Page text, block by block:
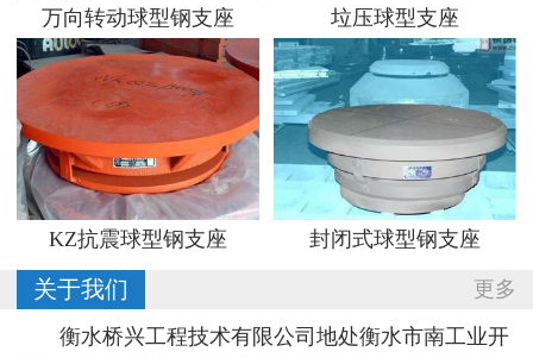
万向转动球型钢支座 垃压球型支座
KZ抗震球型钢支座 封闭式球型钢支座
更多
关于我们
衡水桥兴工程技术有限公司地处衡水市南工业开